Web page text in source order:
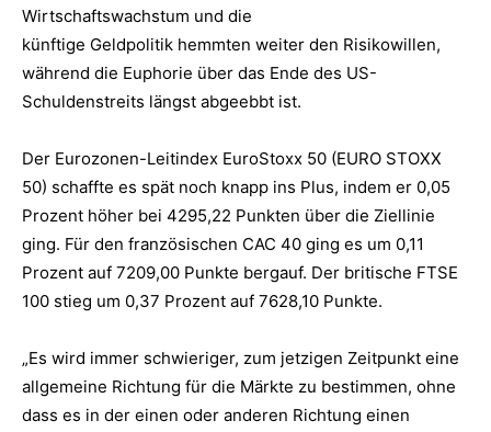
Wirtschaftswachstum und die
künftige Geldpolitik hemmten weiter den Risikowillen,
während die Euphorie über das Ende des US-
Schuldenstreits längst abgeebbt ist.
Der Eurozonen-Leitindex EuroStoxx 50 (EURO STOXX
50) schaffte es spät noch knapp ins Plus, indem er 0,05
Prozent höher bei 4295,22 Punkten über die Ziellinie
ging. Für den französischen CAC 40 ging es um 0,11
Prozent auf 7209,00 Punkte bergauf. Der britische FTSE
100 stieg um 0,37 Prozent auf 7628,10 Punkte.
„Es wird immer schwieriger, zum jetzigen Zeitpunkt eine
allgemeine Richtung für die Märkte zu bestimmen, ohne
dass es in der einen oder anderen Richtung einen